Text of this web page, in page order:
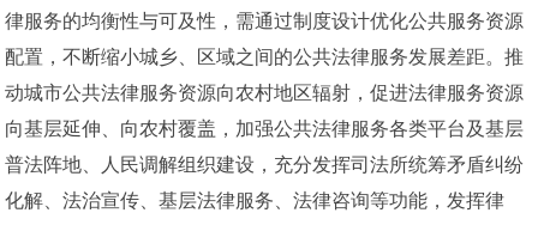
律服务的均衡性与可及性，需通过制度设计优化公共服务资源
配置，不断缩小城乡、区域之间的公共法律服务发展差距。推
动城市公共法律服务资源向农村地区辐射，促进法律服务资源
向基层延伸、向农村覆盖，加强公共法律服务各类平台及基层
普法阵地、人民调解组织建设，充分发挥司法所统筹矛盾纠纷
化解、法治宣传、基层法律服务、法律咨询等功能，发挥律